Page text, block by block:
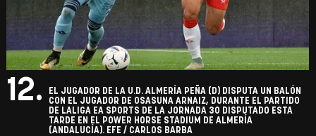
12.
EL JUGADOR DE LA U.D. ALMERÍA PEÑA (D) DISPUTA UN BALÓN
CON EL JUGADOR DE OSASUNA ARNAIZ, DURANTE EL PARTIDO
DE LALIGA EA SPORTS DE LA JORNADA 30 DISPUTADO ESTA
TARDE EN EL POWER HORSE STADIUM DE ALMERÍA
(ANDALUCÍA). EFE / CARLOS BARBA